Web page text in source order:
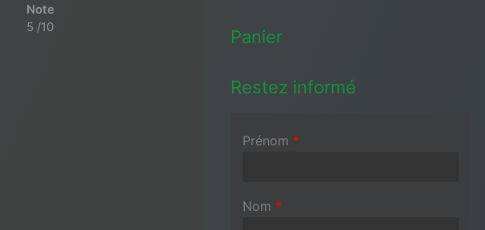
Note
5 /10
Panier
Restez informé
Prénom *
Nom *